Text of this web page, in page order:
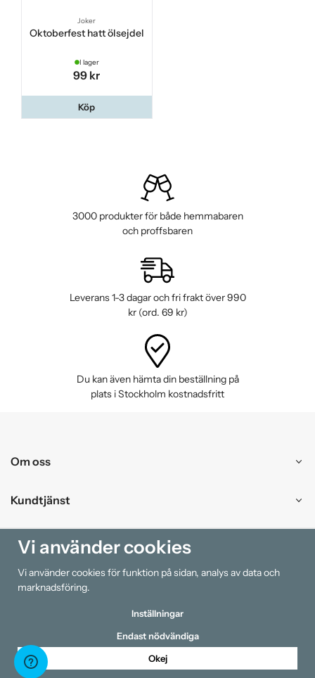
Joker
Oktoberfest hatt ölsejdel
I lager
99 kr
Köp
3000 produkter för både hemmabaren
och proffsbaren
Leverans 1-3 dagar och fri frakt över 990
kr (ord. 69 kr)
Du kan även hämta din beställning på
plats i Stockholm kostnadsfritt
Om oss
Kundtjänst
Handla
Information
Vi använder cookies
Vi använder cookies för funktion på sidan, analys av data och
marknadsföring.
Inställningar
Endast nödvändiga
Okej